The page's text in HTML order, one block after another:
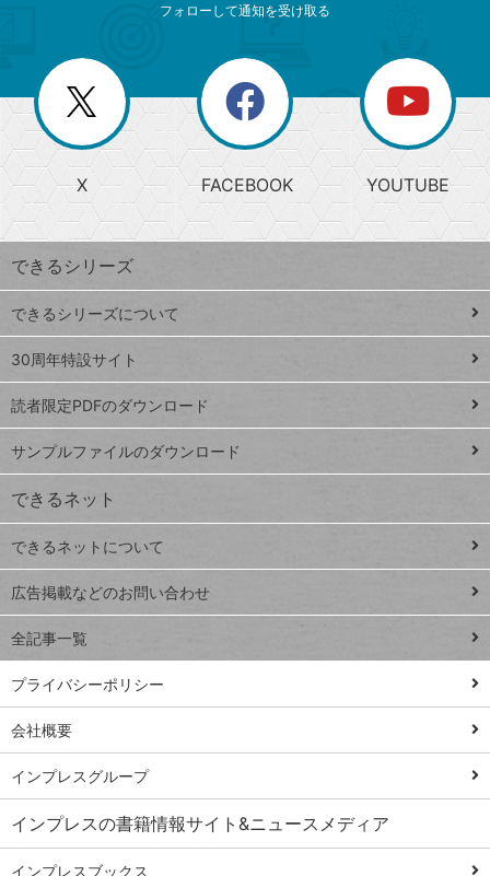
じ
る
search
検
索
上
昇
ワ
ー
ド
Google
スプレ
ッドシ
ート
iPhone
VLOOKUP
close
閉じ
る
閉
じ
る
ー
か
ら
探
す
ト
ッ
プ
ペ
ジ
連載
Excel Q&A
トイアンナ流仕
事術
PowerAutomate
ではじめる業務
の完全自動化
AI議事録作成術
Windows 11
Q&A
Teams踏み込み
活用術
フォローして通知を受け取る
X FACEBOOK YOUTUBE
できるシリーズ
できるシリーズについて
30周年特設サイト
読者限定PDFのダウンロード
サンプルファイルのダウンロード
できるネット
できるネットについて
広告掲載などのお問い合わせ
全記事一覧
プライバシーポリシー
会社概要
インプレスグループ
インプレスの書籍情報サイト&ニュースメディア
インプレスブックス